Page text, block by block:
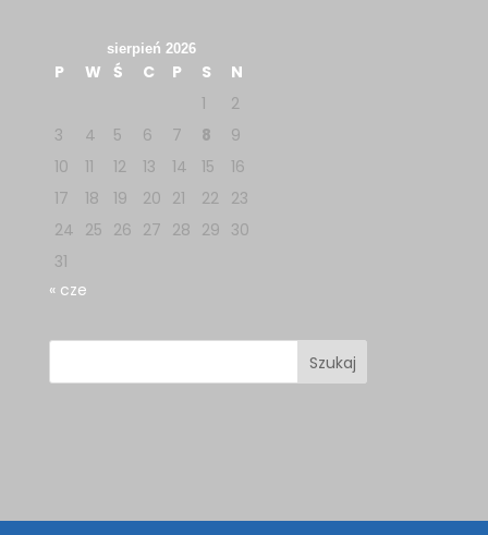
sierpień 2026
P W Ś C P S
N
1
2
3
4 5 6 7 8
9
10
11 12 13 14 15
16
17
18 19 20 21 22
23
24 25 26 27 28 29 30
31
« cze